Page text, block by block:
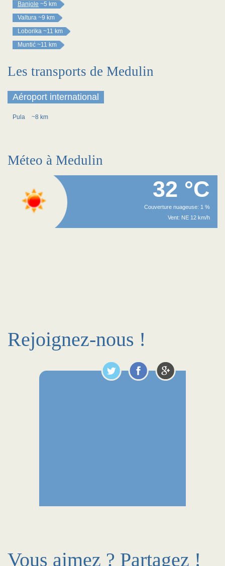
Banjole ~5 km
Valtura ~9 km
Loborika ~11 km
Muntić ~11 km
Les transports de Medulin
Aéroport international
Pula ~8 km
Méteo à Medulin
32 °C
Couverture nuageuse: 1 %
Vent: NE 12 km/h
Rejoignez-nous !
Vous aimez ? Partagez !